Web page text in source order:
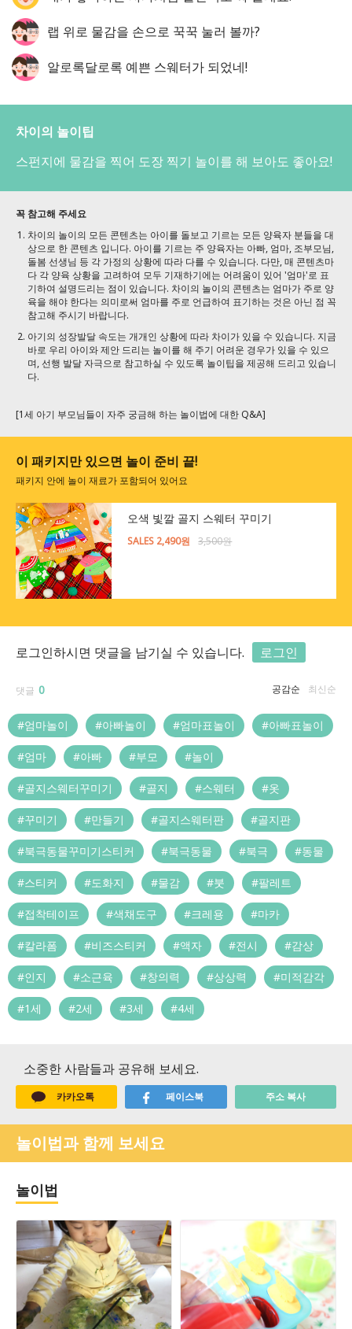
랩 위로 물감을 손으로 꾹꾹 눌러 볼까?
알로록달로록 예쁜 스웨터가 되었네!
차이의 놀이팁
스펀지에 물감을 찍어 도장 찍기 놀이를 해 보아도 좋아요!
꼭 참고해 주세요
차이의 놀이의 모든 콘텐츠는 아이를 돌보고 기르는 모든 양육자 분들을 대
상으로 한 콘텐츠 입니다. 아이를 기르는 주 양육자는 아빠, 엄마, 조부모님,
돌봄 선생님 등 각 가정의 상황에 따라 다를 수 있습니다. 다만, 매 콘텐츠마
다 각 양육 상황을 고려하여 모두 기재하기에는 어려움이 있어 '엄마'로 표
기하여 설명드리는 점이 있습니다. 차이의 놀이의 콘텐츠는 엄마가 주로 양
육을 해야 한다는 의미로써 엄마를 주로 언급하여 표기하는 것은 아닌 점 꼭
참고해 주시기 바랍니다.
아기의 성장발달 속도는 개개인 상황에 따라 차이가 있을 수 있습니다. 지금
바로 우리 아이와 제안 드리는 놀이를 해 주기 어려운 경우가 있을 수 있으
며, 선행 발달 자극으로 참고하실 수 있도록 놀이팁을 제공해 드리고 있습니
다.
[1세 아기 부모님들이 자주 궁금해 하는 놀이법에 대한 Q&A]
이 패키지만 있으면 놀이 준비 끝!
패키지 안에 놀이 재료가 포함되어 있어요
오색 빛깔 골지 스웨터 꾸미기
SALES 2,490원 3,500원
로그인하시면 댓글을 남기실 수 있습니다. 로그인
댓글 0 공감순 최신순
#엄마놀이 #아빠놀이 #엄마표놀이 #아빠표놀이
#엄마 #아빠 #부모 #놀이
#골지스웨터꾸미기 #골지 #스웨터 #옷
#꾸미기 #만들기 #골지스웨터판 #골지판
#북극동물꾸미기스티커 #북극동물 #북극 #동물
#스티커 #도화지 #물감 #붓 #팔레트
#접착테이프 #색채도구 #크레용 #마카
#칼라폼 #비즈스티커 #액자 #전시 #감상
#인지 #소근육 #창의력 #상상력 #미적감각
#1세 #2세 #3세 #4세
소중한 사람들과 공유해 보세요.
카카오톡 페이스북 주소 복사
놀이법과 함께 보세요
놀이법